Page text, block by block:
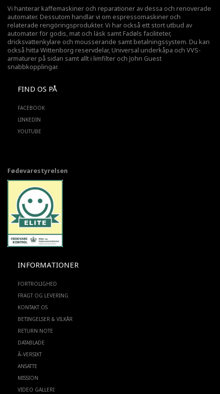
Vi hanterar kaffemaskiner och reparationer av dessa och renoverade
automater. Dessutom handlar vi om espressomaskiner och
relaterade rengöringsprodukter. Vi har också ett stort utbud av
automater för godis, mat och läsk samt Fadøls faciliteter,
dricksvattenkylare och mousserande samt betalningssystem. Du kan
också hitta Wittenborg reservdelar, Universal underkåpa och VVS-
armaturer på sidan samt allt i limfilter och John Guest
snabbkopplingar.
FIND OS PÅ
FACEBOOK
LINKEDIN
YOUTUBE
Fødevarestyrelsen
INFORMATIONER
FORTROLIGHED
FRAGT OG LEVERING
KONTAKT OS
BETINGELSER & VILKÅR
RETURN NOTE
DATABLADE
Ã–VERSIKT
ANSATTE
MISSION
VIDEO GALLERI